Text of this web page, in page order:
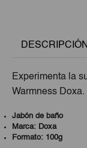
DESCRIPCIÓN
Experimenta la
Warmness
Jabón de baño
Marca: Doxa
Formato: 100g